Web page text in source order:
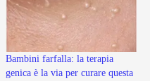
Bambini farfalla: la terapia
genica è la via per curare questa